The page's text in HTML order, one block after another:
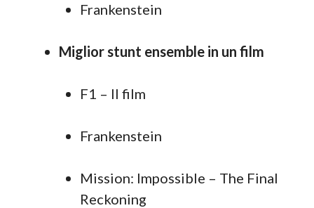
Frankenstein
Miglior stunt ensemble in un film
F1 – Il film
Frankenstein
Mission: Impossible – The Final
Reckoning